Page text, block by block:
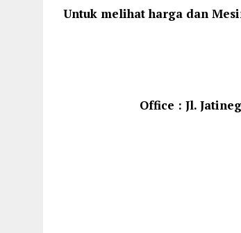
Untuk melihat harga dan
Office : Jl.